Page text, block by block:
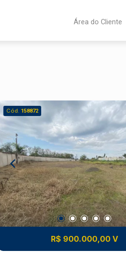
Área do Cliente
Cód. 158872
R$ 900.000,00 V